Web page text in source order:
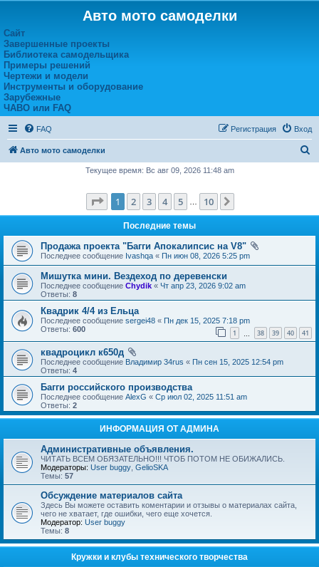
Авто мото самоделки
Сайт
Завершенные проекты
Библиотека самодельщика
Примеры решений
Чертежи и модели
Инструменты и оборудование
Зарубежные
ЧАВО или FAQ
FAQ Вход
Регистрация
Авто мото самоделки
к
Текущее время: Вс авг 09, 2026 11:48 am
Страница из 10
1 2 3 4 5 10
Последние темы
Продажа проекта "Багги Апокалипсис на V8"
Последнее сообщение Ivashqa « Пн июн 08, 2026 5:25 pm
Мишутка мини. Вездеход по деревенски
Последнее сообщение Chydik « Чт апр 23, 2026 9:02 am
Ответы: 8
Квадрик 4/4 из Ельца
Последнее сообщение sergei48 « Пн дек 15, 2025 7:18 pm
Ответы: 600 1 38 39 40 41
квадроцикл к650д
Последнее сообщение Владимир 34rus « Пн сен 15, 2025 12:54 pm
Ответы: 4
Багги российского производства
Последнее сообщение AlexG « Ср июл 02, 2025 11:51 am
Ответы: 2
ИНФОРМАЦИЯ ОТ АДМИНА
Административные объявления.
ЧИТАТЬ ВСЕМ ОБЯЗАТЕЛЬНО!!! ЧТОБ ПОТОМ НЕ ОБИЖАЛИСЬ.
Модераторы: User buggy GelioSKA
Темы: 57
Обсуждение материалов сайта
Здесь Вы можете оставить коментарии и отзывы о материалах сайта,
чего не хватает, где ошибки, чего еще хочется.
Модератор: User buggy
Темы: 8
Кружки и клубы технического творчества